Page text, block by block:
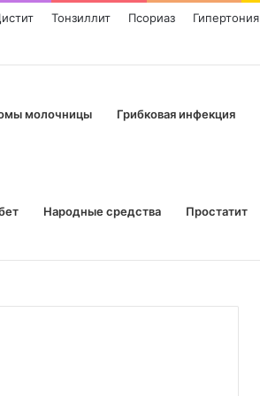
Тонзиллит Псориаз Гипертония
молочницы Грибковая инфекция
Народные средства Простатит